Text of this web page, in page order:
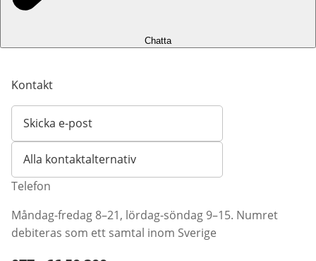
Chatta
Kontakt
Skicka e-post
Öppnar e-postklient
Alla kontaktalternativ
Telefon
Måndag-fredag 8–21, lördag-söndag 9–15. Numret
debiteras som ett samtal inom Sverige